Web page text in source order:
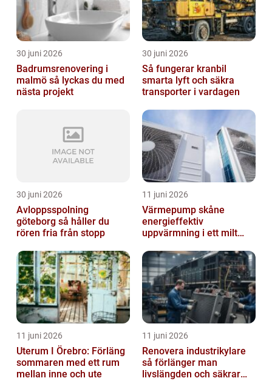
30 juni 2026
Badrumsrenovering i
malmö så lyckas du med
nästa projekt
30 juni 2026
Så fungerar kranbil
smarta lyft och säkra
transporter i vardagen
30 juni 2026
Avloppsspolning
göteborg så håller du
rören fria från stopp
11 juni 2026
Värmepump skåne
energieffektiv
uppvärmning i ett milt
11 juni 2026
Uterum I Örebro: Förläng
sommaren med ett rum
mellan inne och ute
11 juni 2026
Renovera industrikylare
så förlänger man
livslängden och säkrar